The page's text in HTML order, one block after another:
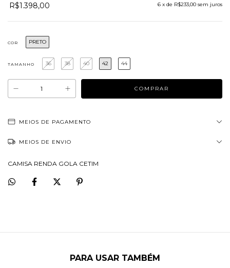
R$1.398,00 6 x de R$233,00 sem juros
COR PRETO
TAMANHO 36 38 40 42 44
MEIOS DE PAGAMENTO
MEIOS DE ENVIO
CAMISA RENDA GOLA CETIM
PARA USAR TAMBÉM